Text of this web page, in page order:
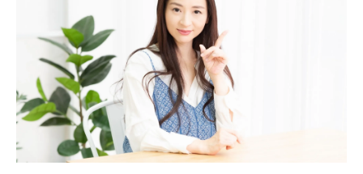
買取価格に影響する金の純度の見極め方
金属市場の価格変動を把握する
専門家による複数の査定を受ける利点
交渉術で差をつける！蔵王町宮での金買取の成
功法
交渉における基本的な心構え